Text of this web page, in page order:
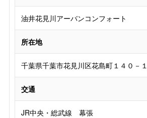
油井花見川アーバンコンフォート
所在地
千葉県千葉市花見川区花島町１４０－１
交通
JR中央・総武線 幕張